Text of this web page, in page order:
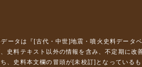
ータは『 [古代・中世]地震・噴火史料データ
史料テキスト以外の情報を含み、不定期に改
、史料本文欄の冒頭が[未校訂]となっている